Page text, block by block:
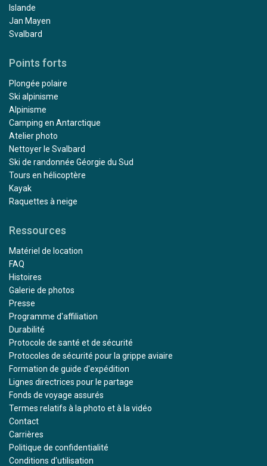
Islande
Jan Mayen
Svalbard
Points forts
Plongée polaire
Ski alpinisme
Alpinisme
Camping en Antarctique
Atelier photo
Nettoyer le Svalbard
Ski de randonnée Géorgie du Sud
Tours en hélicoptère
Kayak
Raquettes à neige
Ressources
Matériel de location
FAQ
Histoires
Galerie de photos
Presse
Programme d'affiliation
Durabilité
Protocole de santé et de sécurité
Protocoles de sécurité pour la grippe aviaire
Formation de guide d'expédition
Lignes directrices pour le partage
Fonds de voyage assurés
Termes relatifs à la photo et à la vidéo
Contact
Carrières
Politique de confidentialité
Conditions d'utilisation